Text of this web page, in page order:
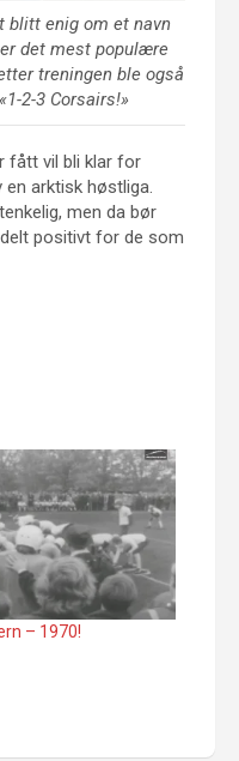
blitt enig om et navn
det mest populære
treningen ble også
2-3 Corsairs!»
fått vil bli klar for
arktisk høstliga.
men da bør
positivt for de som
– 1970!